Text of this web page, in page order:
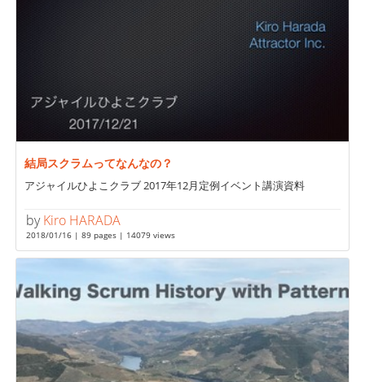
結局スクラムってなんなの？
アジャイルひよこクラブ 2017年12月定例イベント講演資料
byKiro HARADA
2018/01/16 | 89 pages | 14079 views